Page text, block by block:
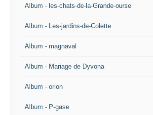
Album - les-chats-de-la-Grande-ourse
Album - Les-jardins-de-Colette
Album - magnaval
Album - Mariage de Dyvona
Album - orion
Album - P-gase